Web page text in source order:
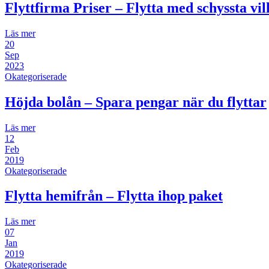
Flyttfirma Priser – Flytta med schyssta
Läs mer
20
Sep
2023
Okategoriserade
Höjda bolån – Spara pengar när du flyttar
Läs mer
12
Feb
2019
Okategoriserade
Flytta hemifrån – Flytta ihop paket
Läs mer
07
Jan
2019
Okategoriserade